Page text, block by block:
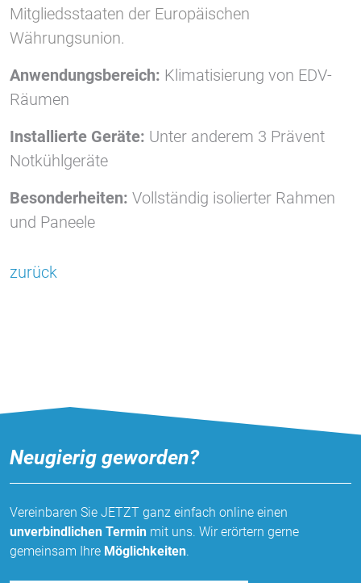
Mitgliedsstaaten der Europäischen
Währungsunion.
Anwendungsbereich: Klimatisierung von EDV-
Räumen
Installierte Geräte: Unter anderem 3 Prävent
Notkühlgeräte
Besonderheiten: Vollständig isolierter Rahmen
und Paneele
zurück
Neugierig geworden?
Vereinbaren Sie JETZT ganz einfach online einen
unverbindlichen Termin mit uns. Wir erörtern gerne
gemeinsam Ihre Möglichkeiten.
Google Tag Manager und Google
Analytics
Um Inhalte von Videoplattformen und Social Media
Plattformen anzeigen zu können, werden von
YouTube